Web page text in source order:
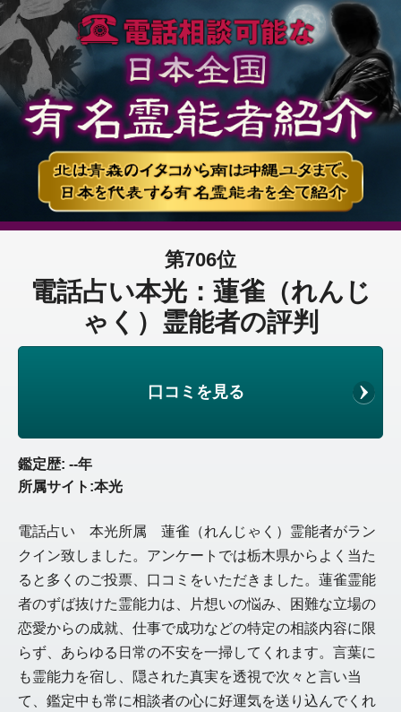
第706位
電話占い本光：蓮雀（れんじ
ゃく）霊能者の評判
口コミを見る
鑑定歴: --年
所属サイト:本光
電話占い 本光所属 蓮雀（れんじゃく）霊能者がラン
クイン致しました。アンケートでは栃木県からよく当た
ると多くのご投票、口コミをいただきました。蓮雀霊能
者のずば抜けた霊能力は、片想いの悩み、困難な立場の
恋愛からの成就、仕事で成功などの特定の相談内容に限
らず、あらゆる日常の不安を一掃してくれます。言葉に
も霊能力を宿し、隠された真実を透視で次々と言い当
て、鑑定中も常に相談者の心に好運気を送り込んでくれ